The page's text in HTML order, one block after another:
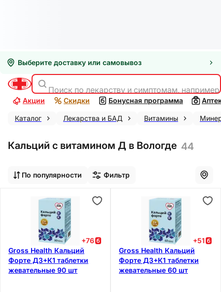
Выберите доставку или самовывоз
Поиск по лекарству и симптомам,
Акции Скидки Бонусная программа
Каталог Лекарства и БАД Витамины
Кальций с витамином Д в Вологде 44
По популярности Фильтр
+76
Gross Health Кальций
Форте Д3+К1 таблетки
жевательные 90 шт
+51
Gross Health Кальций
Форте Д3+К1 таблетки
жевательные 60 шт